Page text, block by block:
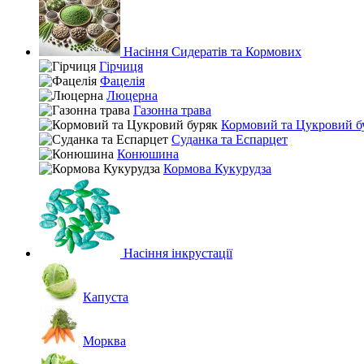
Насіння Сидератів та Кормових
Гірчиця
Фацелія
Люцерна
Газонна трава
Кормовий та Цукровий
Суданка та Еспарцет
Конюшина
Кормова Кукурудза
Насіння інкрустації
Капуста
Морква